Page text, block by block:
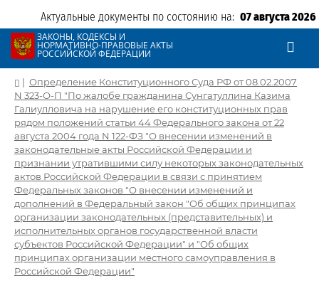
Актуальные документы по состоянию на: 07 августа 2026
ЗАКОНЫ, КОДЕКСЫ И
НОРМАТИВНО-ПРАВОВЫЕ АКТЫ
РОССИЙСКОЙ ФЕДЕРАЦИИ
| Определение Конституционного Суда РФ от 08.02.2007
N 323-О-П "По жалобе гражданина Сунгатуллина Казима
Галиулловича на нарушение его конституционных прав
рядом положений статьи 44 Федерального закона от 22
августа 2004 года N 122-ФЗ "О внесении изменений в
законодательные акты Российской Федерации и
признании утратившими силу некоторых законодательных
актов Российской Федерации в связи с принятием
Федеральных законов "О внесении изменений и
дополнений в Федеральный закон "Об общих принципах
организации законодательных (представительных) и
исполнительных органов государственной власти
субъектов Российской Федерации" и "Об общих
принципах организации местного самоуправления в
Российской Федерации"